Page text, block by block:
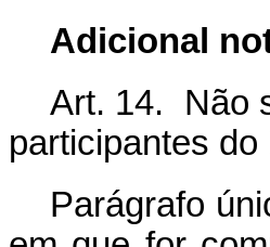
Adicional
Art. 14. Não
participantes
Parágrafo